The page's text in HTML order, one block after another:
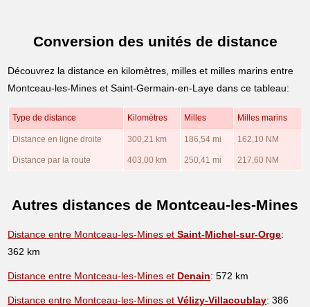
Conversion des unités de distance
Découvrez la distance en kilomètres, milles et milles marins entre
Montceau-les-Mines et Saint-Germain-en-Laye dans ce tableau:
Type de distance Kilomètres Milles Milles marins
Distance en ligne droite 300,21 km 186,54 mi 162,10 NM
Distance par la route 403,00 km 250,41 mi 217,60 NM
Autres distances de Montceau-les-Mines
Distance entre Montceau-les-Mines etSaint-Michel-sur-Orge:
362 km
Distance entre Montceau-les-Mines et Denain: 572 km
Distance entre Montceau-les-Mines etVélizy-Villacoublay: 386